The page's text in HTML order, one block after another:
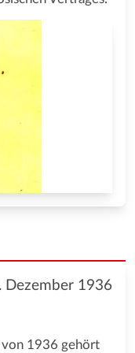
Dezember 1936
von 1936 gehört